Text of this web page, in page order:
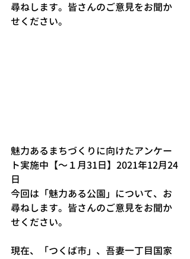
尋ねします。皆さんのご意見をお聞か
せください。
魅力あるまちづくりに向けたアンケー
ト実施中【〜１月31日】2021年12月24
日
今回は「魅力ある公園」について、お
尋ねします。皆さんのご意見をお聞か
せください。
現在、「つくば市」、吾妻一丁目国家